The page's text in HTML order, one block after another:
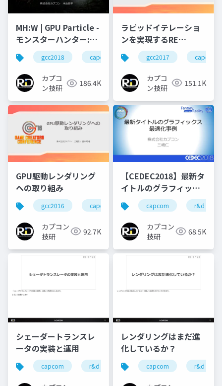
MH:W | GPU Particle -
モンスターハンター:ワ
ールドにおけるGPU
Particleの実装
gcc2018 capcom r&d カプコン
カプコ
ン技研
186.4K
ラピッドイテレーショ
ンを実現するRE
ENGINEの設計
gcc2017 capcom
カプコ
ン技研
151.1K
GPU駆動レンダリング
への取り組み
gcc2016 capcom re engine r&d
カプコン
技研
92.7K
【CEDEC2018】最新タ
イトルのグラフィック
ス最適化事例
capcom r&d
カプコン
技研
68.5K
シェーダートランスレ
ータの実装と運用
capcom r&d カプコン カプコン技研
レンダリングはまだ進
化しているか？
capcom r&d